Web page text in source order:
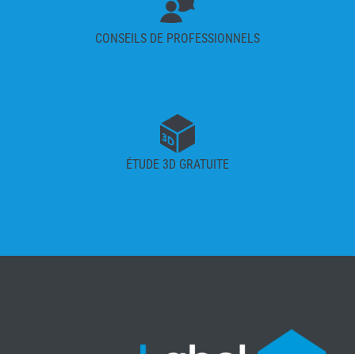
CONSEILS DE PROFESSIONNELS
ÉTUDE 3D GRATUITE